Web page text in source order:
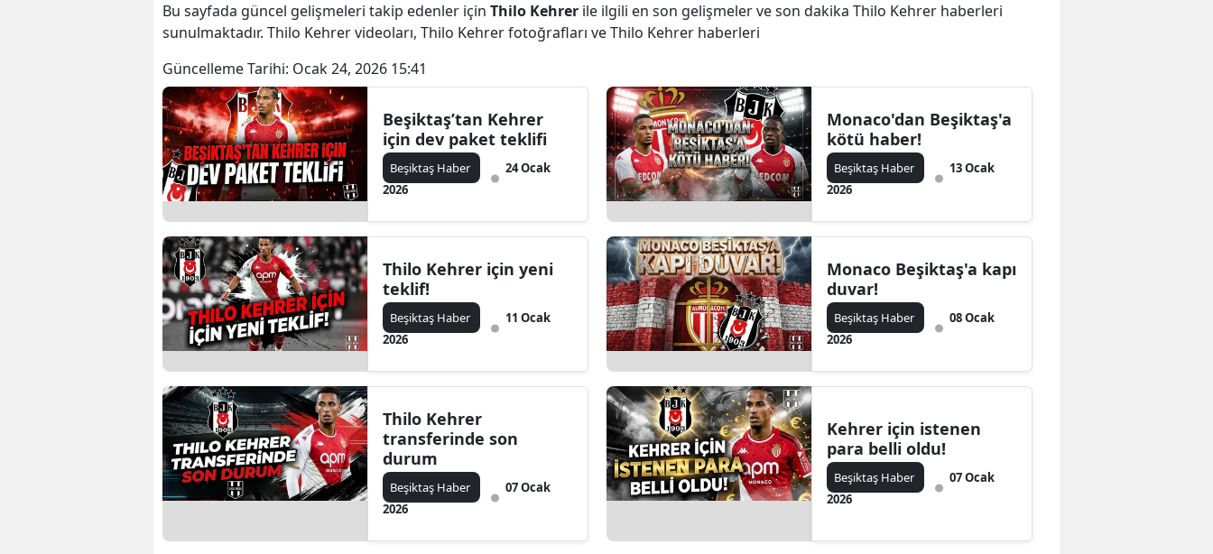
Bu sayfada güncel gelişmeleri takip edenler için Thilo Kehrer ile ilgili en son gelişmeler ve son dakika Thilo Kehrer haberleri
sunulmaktadır. Thilo Kehrer videoları, Thilo Kehrer fotoğrafları ve Thilo Kehrer haberleri
Güncelleme Tarihi: Ocak 24, 2026 15:41
Beşiktaş’tan Kehrer
için dev paket teklifi
Beşiktaş Haber
24 Ocak
2026
Monaco'dan Beşiktaş'a
kötü haber!
Beşiktaş Haber
13 Ocak
2026
Thilo Kehrer için yeni
teklif!
Beşiktaş Haber
11 Ocak
2026
Monaco Beşiktaş'a kapı
duvar!
Beşiktaş Haber
08 Ocak
2026
Thilo Kehrer
transferinde son
durum
Beşiktaş Haber
07 Ocak
2026
Kehrer için istenen
para belli oldu!
Beşiktaş Haber
07 Ocak
2026